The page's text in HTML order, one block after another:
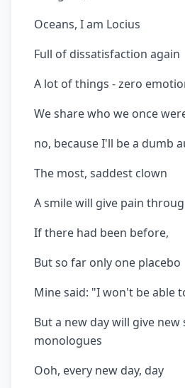
Oceans, I am Locius
Full of dissatisfaction again
A lot of things - zero
We share who we once
no, because I'll be a dumb
The most, saddest clown
A smile will give pain
If there had been before,
But so far only one placebo
Mine said: "I won't be able
But a new day will give
monologues
Ooh, every new day, day